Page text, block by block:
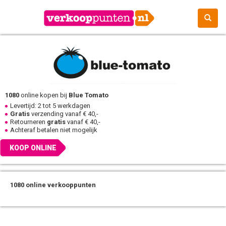
1080 online kopen bij Blue Tomato
Levertijd: 2 tot 5 werkdagen
Gratis verzending vanaf € 40,-
Retourneren gratis vanaf € 40,-
Achteraf betalen niet mogelijk
KOOP ONLINE
1080 online verkooppunten